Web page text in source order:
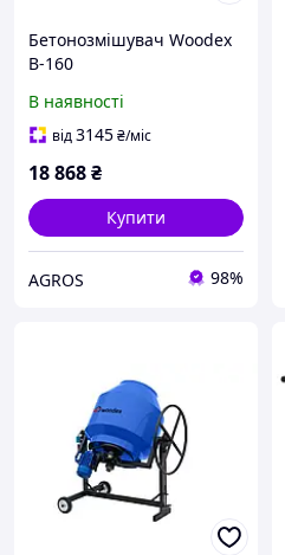
Бетонозмішувач Woodex
B-160
В наявності
від3145₴/міс
18 868₴
Купити
AGROS 98%